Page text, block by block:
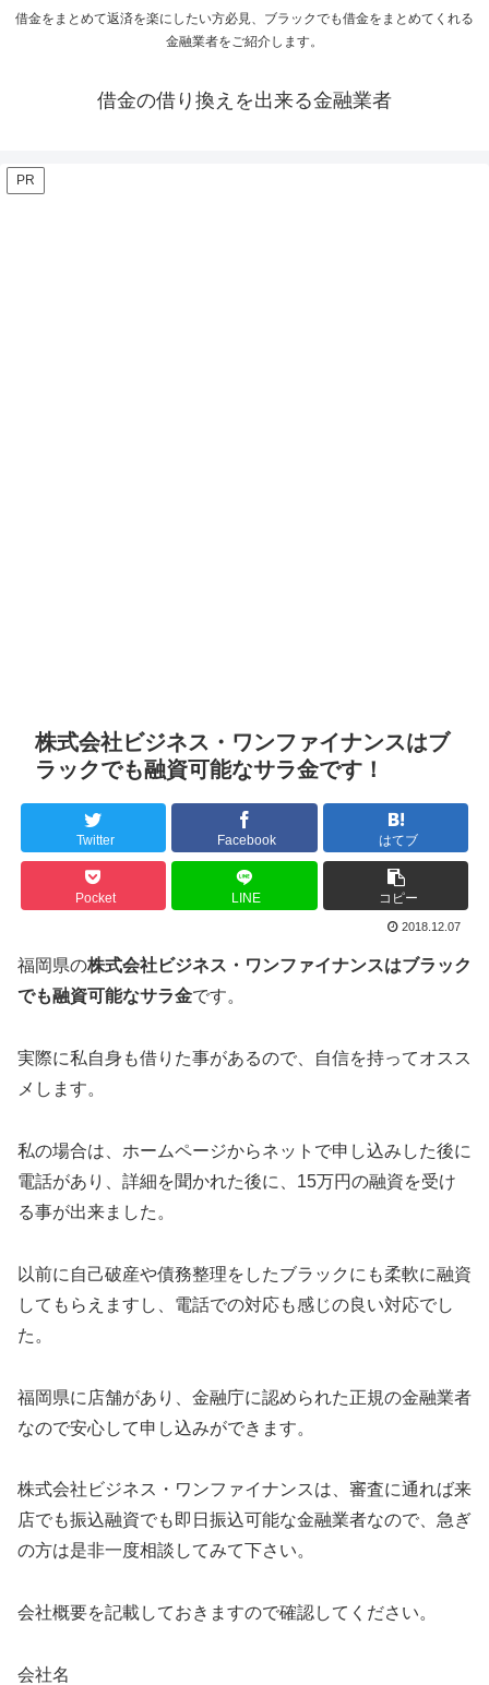
借金をまとめて返済を楽にしたい方必見、ブラックでも借金をまとめてくれる
金融業者をご紹介します。
借金の借り換えを出来る金融業者
PR
株式会社ビジネス・ワンファイナンスはブ
ラックでも融資可能なサラ金です！
Twitter Facebook はてブ
Pocket LINE コピー
2018.12.07
福岡県の株式会社ビジネス・ワンファイナンスはブラック
でも融資可能なサラ金です。
実際に私自身も借りた事があるので、自信を持ってオスス
メします。
私の場合は、ホームページからネットで申し込みした後に
電話があり、詳細を聞かれた後に、15万円の融資を受け
る事が出来ました。
以前に自己破産や債務整理をしたブラックにも柔軟に融資
してもらえますし、電話での対応も感じの良い対応でし
た。
福岡県に店舗があり、金融庁に認められた正規の金融業者
なので安心して申し込みができます。
株式会社ビジネス・ワンファイナンスは、審査に通れば来
店でも振込融資でも即日振込可能な金融業者なので、急ぎ
の方は是非一度相談してみて下さい。
会社概要を記載しておきますので確認してください。
会社名